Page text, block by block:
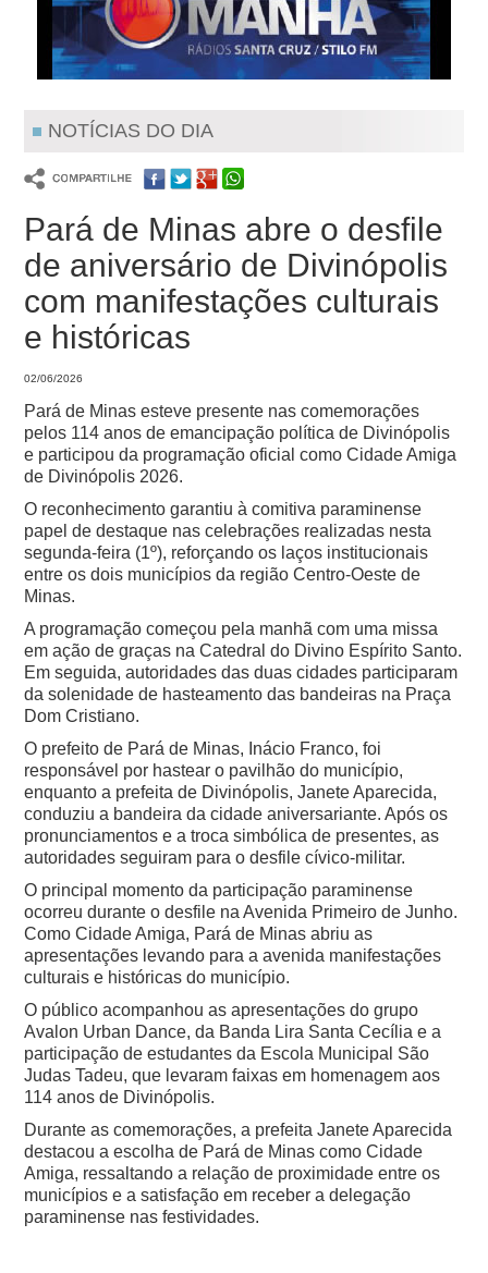
NOTÍCIAS DO DIA
Pará de Minas abre o desfile
de aniversário de Divinópolis
com manifestações culturais
e históricas
02/06/2026
Pará de Minas esteve presente nas comemorações
pelos 114 anos de emancipação política de Divinópolis
e participou da programação oficial como Cidade Amiga
de Divinópolis 2026.
O reconhecimento garantiu à comitiva paraminense
papel de destaque nas celebrações realizadas nesta
segunda-feira (1º), reforçando os laços institucionais
entre os dois municípios da região Centro-Oeste de
Minas.
A programação começou pela manhã com uma missa
em ação de graças na Catedral do Divino Espírito Santo.
Em seguida, autoridades das duas cidades participaram
da solenidade de hasteamento das bandeiras na Praça
Dom Cristiano.
O prefeito de Pará de Minas, Inácio Franco, foi
responsável por hastear o pavilhão do município,
enquanto a prefeita de Divinópolis, Janete Aparecida,
conduziu a bandeira da cidade aniversariante. Após os
pronunciamentos e a troca simbólica de presentes, as
autoridades seguiram para o desfile cívico-militar.
O principal momento da participação paraminense
ocorreu durante o desfile na Avenida Primeiro de Junho.
Como Cidade Amiga, Pará de Minas abriu as
apresentações levando para a avenida manifestações
culturais e históricas do município.
O público acompanhou as apresentações do grupo
Avalon Urban Dance, da Banda Lira Santa Cecília e a
participação de estudantes da Escola Municipal São
Judas Tadeu, que levaram faixas em homenagem aos
114 anos de Divinópolis.
Durante as comemorações, a prefeita Janete Aparecida
destacou a escolha de Pará de Minas como Cidade
Amiga, ressaltando a relação de proximidade entre os
municípios e a satisfação em receber a delegação
paraminense nas festividades.